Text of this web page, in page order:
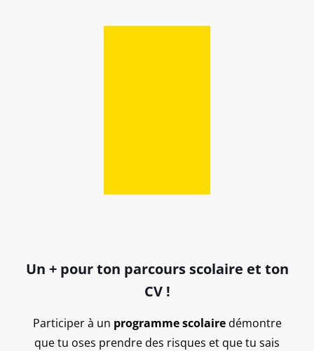
Un + pour ton parcours scolaire et ton
CV !
Participer à un programme scolairedémontre
que tu oses prendre des risques et que tu sais